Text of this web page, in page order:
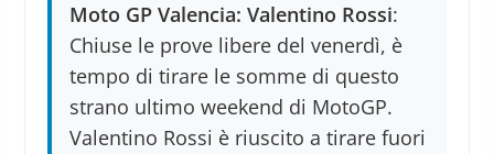
Moto GP Valencia: Valentino Rossi:
Chiuse le prove libere del venerdì, è
tempo di tirare le somme di questo
strano ultimo weekend di MotoGP.
Valentino Rossi è riuscito a tirare fuori